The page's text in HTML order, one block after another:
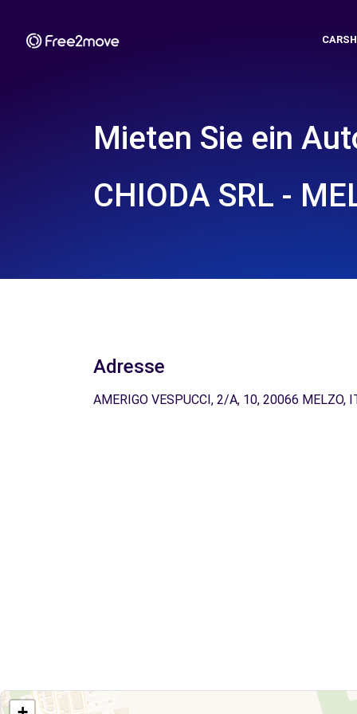
Mieten Sie ein
CHIODA SRL -
Adresse
AMERIGO VESPUCCI, 2/A, 10, 20066 MELZO,